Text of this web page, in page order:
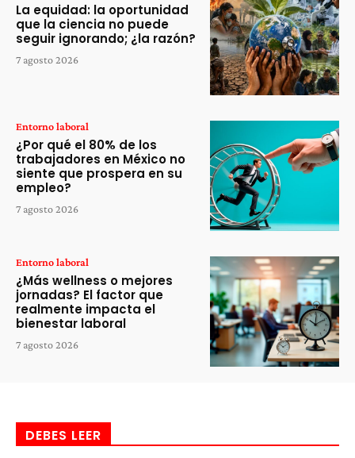
La equidad: la oportunidad
que la ciencia no puede
seguir ignorando; ¿la razón?
7 agosto 2026
Entorno laboral
¿Por qué el 80% de los
trabajadores en México no
siente que prospera en su
empleo?
7 agosto 2026
Entorno laboral
¿Más wellness o mejores
jornadas? El factor que
realmente impacta el
bienestar laboral
7 agosto 2026
DEBES LEER